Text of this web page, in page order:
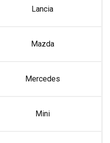
Lancia
Mazda
Mercedes
Mini